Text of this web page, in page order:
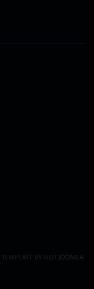
BY HOT JOOMLA